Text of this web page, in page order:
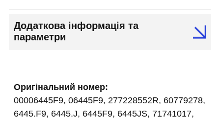
Додаткова інформація та
параметри
Оригінальний номер:
00006445F9, 06445F9, 277228552R, 60779278,
6445.F9, 6445.J, 6445F9, 6445JS, 71741017,